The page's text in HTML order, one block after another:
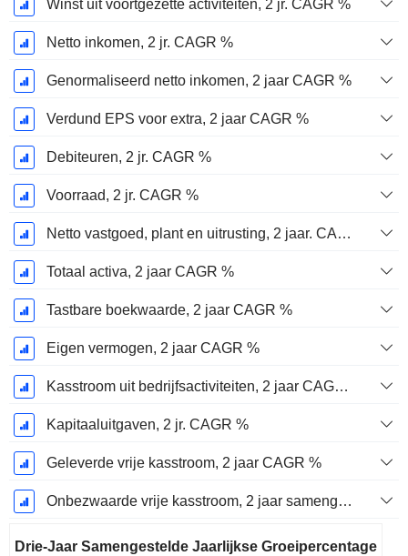
Winst uit voortgezette activiteiten, 2 jr. CAGR %
Netto inkomen, 2 jr. CAGR %
Genormaliseerd netto inkomen, 2 jaar CAGR %
Verdund EPS voor extra, 2 jaar CAGR %
Debiteuren, 2 jr. CAGR %
Voorraad, 2 jr. CAGR %
Netto vastgoed, plant en uitrusting, 2 jaar. CAGR %
Totaal activa, 2 jaar CAGR %
Tastbare boekwaarde, 2 jaar CAGR %
Eigen vermogen, 2 jaar CAGR %
Kasstroom uit bedrijfsactiviteiten, 2 jaar CAGR %
Kapitaaluitgaven, 2 jr. CAGR %
Geleverde vrije kasstroom, 2 jaar CAGR %
Onbezwaarde vrije kasstroom, 2 jaar samengestelde jaarlijkse groeipercentage %
Drie-Jaar Samengestelde Jaarlijkse Groeipercentage